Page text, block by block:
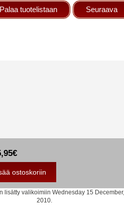
Palaa tuotelistaan Seuraava
lisätty valikoimiin Wednesday 15 December,
2010.